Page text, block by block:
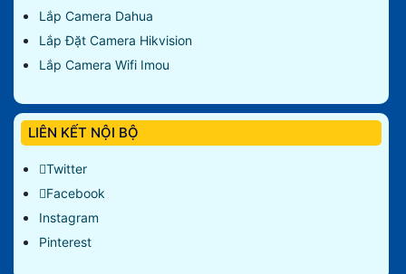
Lắp Camera Dahua
Lắp Đặt Camera Hikvision
Lắp Camera Wifi Imou
LIÊN KẾT NỘI BỘ
Twitter
Facebook
Instagram
Pinterest